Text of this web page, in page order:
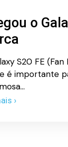
o
S20 FE
é importante
›